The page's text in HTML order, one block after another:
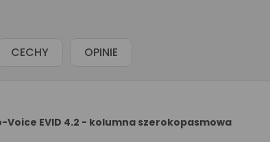
CECHY OPINIE
Voice EVID 4.2 - kolumna szerokopasmowa